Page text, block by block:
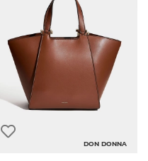
DON DONNA